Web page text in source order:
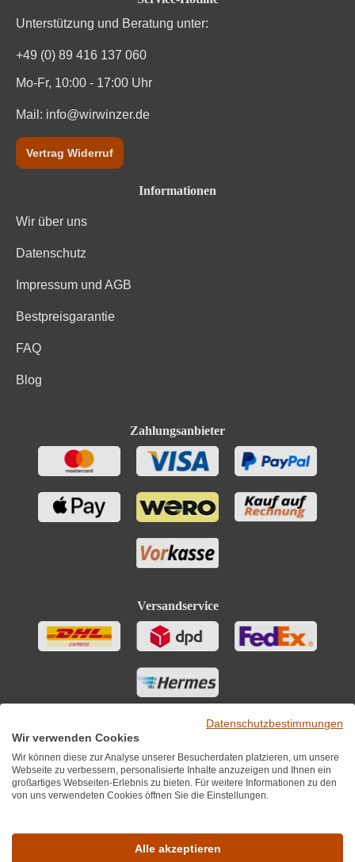
Unterstützung und Beratung unter:
+49 (0) 89 416 137 060
Mo-Fr, 10:00 - 17:00 Uhr
Mail: info@wirwinzer.de
Vertrag Widerruf
Informationen
Wir über uns
Datenschutz
Impressum und AGB
Bestpreisgarantie
FAQ
Blog
Zahlungsanbieter
Versandservice
Datenschutzbestimmungen
Wir verwenden Cookies
Wir können diese zur Analyse unserer Besucherdaten platzieren, um unsere
Webseite zu verbessern, personalisierte Inhalte anzuzeigen und Ihnen ein
großartiges Webseiten-Erlebnis zu bieten. Für weitere Informationen zu den
von uns verwendeten Cookies öffnen Sie die Einstellungen.
Alle akzeptieren